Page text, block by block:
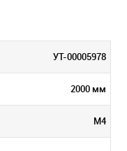
УТ-00005978
2000 мм
М4